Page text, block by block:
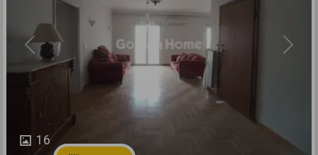
16
Previous Next